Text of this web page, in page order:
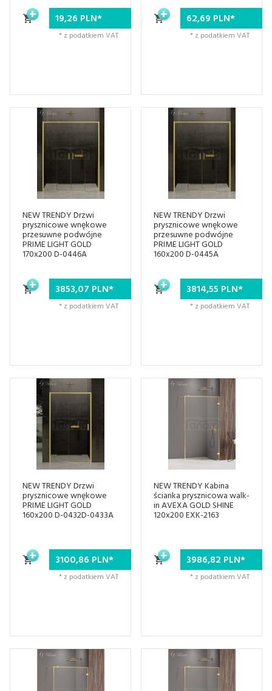
19,26 PLN*
* z podatkiem VAT
62,69 PLN*
* z podatkiem VAT
NEW TRENDY Drzwi
prysznicowe wnękowe
przesuwne podwójne
PRIME LIGHT GOLD
170x200 D-0446A
3853,07 PLN*
* z podatkiem VAT
NEW TRENDY Drzwi
prysznicowe wnękowe
przesuwne podwójne
PRIME LIGHT GOLD
160x200 D-0445A
3814,55 PLN*
* z podatkiem VAT
NEW TRENDY Drzwi
prysznicowe wnękowe
PRIME LIGHT GOLD
160x200 D-0432D-0433A
3100,86 PLN*
* z podatkiem VAT
NEW TRENDY Kabina
ścianka prysznicowa walk-
in AVEXA GOLD SHINE
120x200 EXK-2163
3986,82 PLN*
* z podatkiem VAT